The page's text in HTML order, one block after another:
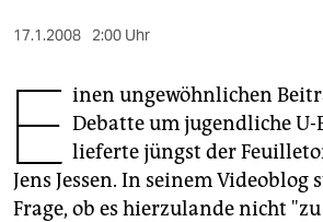
wahrheit
verlag
verlag
17.1.2008 2:00 Uhr
E inen ungewöhnlichen
Debatte um jugendliche U-
lieferte jüngst der
Jens Jessen. In seinem Videoblog
Frage, ob es hierzulande nicht